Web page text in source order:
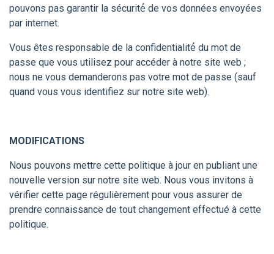
pouvons pas garantir la sécurité́ de vos données envoyées
par internet.
Vous êtes responsable de la confidentialité́ du mot de
passe que vous utilisez pour accéder à notre site web ;
nous ne vous demanderons pas votre mot de passe (sauf
quand vous vous identifiez sur notre site web).
MODIFICATIONS
Nous pouvons mettre cette politique à jour en publiant une
nouvelle version sur notre site web. Nous vous invitons à
vérifier cette page régulièrement pour vous assurer de
prendre connaissance de tout changement effectué à cette
politique.